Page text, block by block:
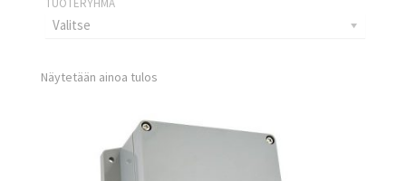
Valitse
Näytetään ainoa tulos